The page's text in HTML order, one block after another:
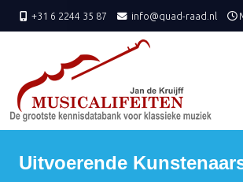
+31 6 2244 35 87 info@quad-raad.nl
Uitvoerende